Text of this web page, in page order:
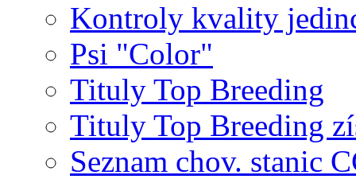
Kontroly kvality
Psi "Color"
Tituly Top Breeding
Tituly Top Breeding
Seznam chov. stanic